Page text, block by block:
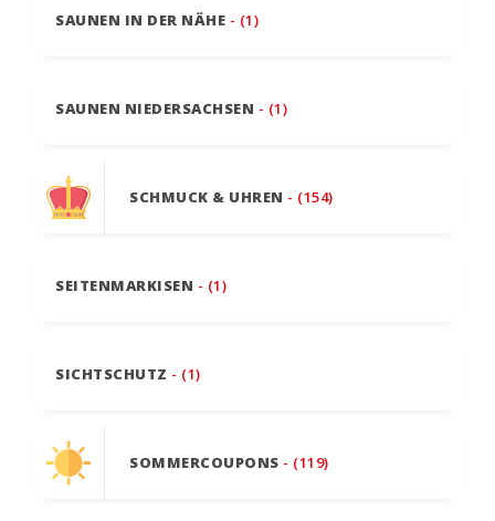
SAUNEN IN DER NÄHE - (1)
SAUNEN NIEDERSACHSEN - (1)
SCHMUCK & UHREN - (154)
SEITENMARKISEN - (1)
SICHTSCHUTZ - (1)
SOMMERCOUPONS - (119)